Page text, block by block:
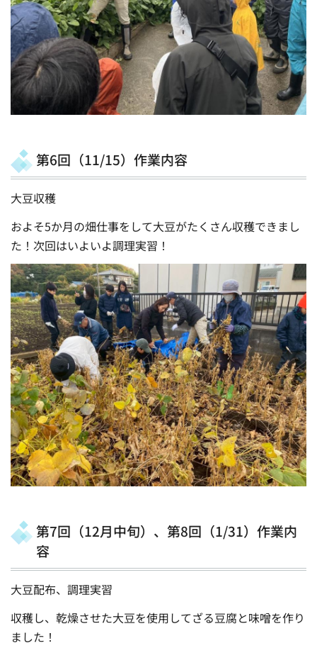
第6回（11/15）作業内容
大豆収穫
およそ5か月の畑仕事をして大豆がたくさん収穫できまし
た！次回はいよいよ調理実習！
第7回（12月中旬）、第8回（1/31）作業内
容
大豆配布、調理実習
収穫し、乾燥させた大豆を使用してざる豆腐と味噌を作り
ました！